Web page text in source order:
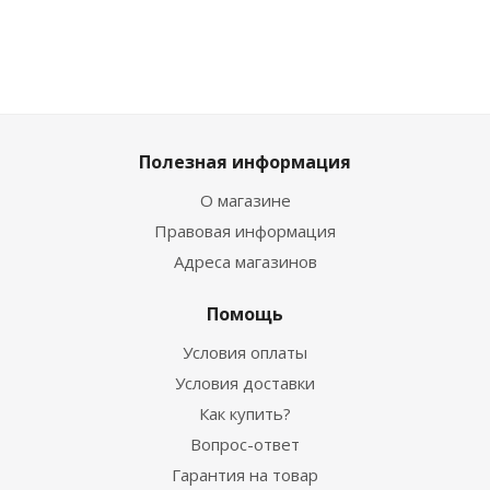
Полезная информация
О магазине
Правовая информация
Адреса магазинов
Помощь
Условия оплаты
Условия доставки
Как купить?
Вопрос-ответ
Гарантия на товар